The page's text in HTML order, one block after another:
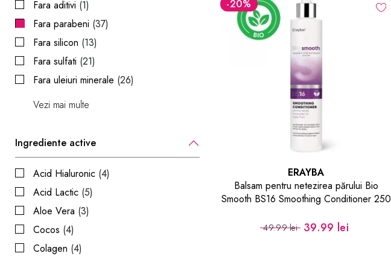
Fara aditivi (1)
Fara parabeni (37)
Fara silicon (13)
Fara sulfati (21)
Fara uleiuri minerale (26)
Vezi mai multe
Ingrediente active
Acid Hialuronic (4)
Acid Lactic (5)
Aloe Vera (3)
Cocos (4)
Colagen (4)
-20%
ERAYBA
Balsam pentru netezirea părului Bio
Smooth BS16 Smoothing Conditioner 250
49.99 lei 39.99 lei